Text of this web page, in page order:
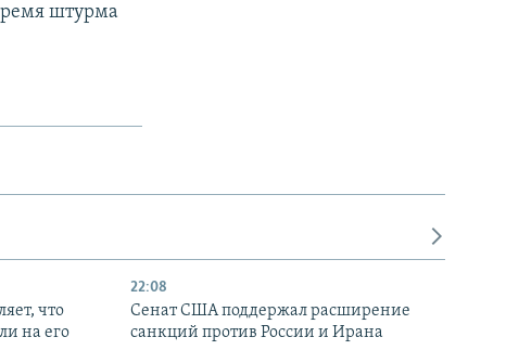
штурма
что
на его
22:08
Сенат США поддержал расширение
санкций против России и Ирана